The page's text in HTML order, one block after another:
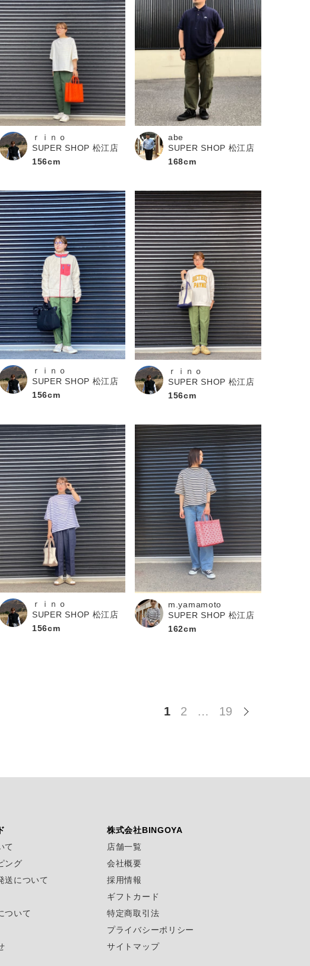
ｒｉｎｏ
SUPER SHOP 松江店
156cm
abe
SUPER SHOP 松江店
168cm
ｒｉｎｏ
SUPER SHOP 松江店
156cm
ｒｉｎｏ
SUPER SHOP 松江店
156cm
ｒｉｎｏ
SUPER SHOP 松江店
156cm
m.yamamoto
SUPER SHOP 松江店
162cm
1 2 … 19
て
ング
送について
ついて
株式会社BINGOYA
店舗一覧
会社概要
採用情報
ギフトカード
特定商取引法
プライバシーポリシー
サイトマップ